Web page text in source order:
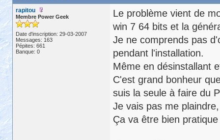
rapitou
Membre Power Geek
Date d'inscription: 29-03-2007
Messages: 163
Pépites: 661
Banque: 0
Le problème vient de
win 7 64 bits et la
Je ne comprends pas
pendant l'installation.
Même en désinstallant
C'est grand bonheur
suis la seule à faire du
Je vais pas me
Ça va être bien